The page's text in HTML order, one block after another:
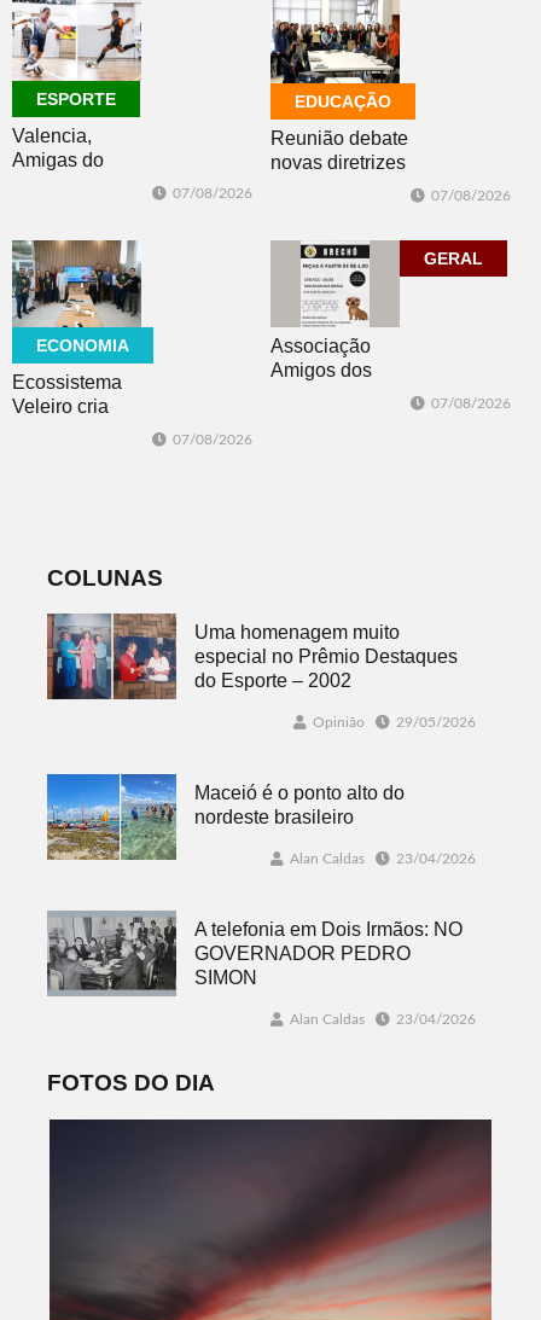
favorável ao
fenômeno
ESPORTE
Valencia,
Amigas do
vencem no
futsal
07/08/2026
EDUCAÇÃO
Reunião debate
novas diretrizes
perspectiva
inclusiva
07/08/2026
ECONOMIA
Ecossistema
Veleiro cria
07/08/2026
GERAL
Associação
Amigos dos
07/08/2026
COLUNAS
Uma homenagem muito
especial no Prêmio Destaques
do Esporte – 2002
Opinião 29/05/2026
Maceió é o ponto alto do
nordeste brasileiro
Alan Caldas 23/04/2026
A telefonia em Dois Irmãos: NO
GOVERNADOR PEDRO
SIMON
Alan Caldas 23/04/2026
FOTOS DO DIA